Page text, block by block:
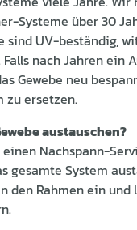
Systeme über 30
sind UV-beständig,
nach Jahren ein
Gewebe neu
zu ersetzen.
austauschen?
Nachspann-
gesamte System
den Rahmen ein und